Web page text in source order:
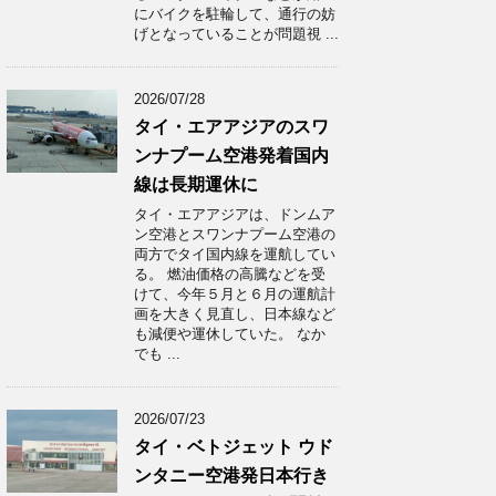
にバイクを駐輪して、通行の妨
げとなっていることが問題視 ...
2026/07/28
タイ・エアアジアのスワ
ンナプーム空港発着国内
線は長期運休に
タイ・エアアジアは、ドンムア
ン空港とスワンナプーム空港の
両方でタイ国内線を運航してい
る。 燃油価格の高騰などを受
けて、今年５月と６月の運航計
画を大きく見直し、日本線など
も減便や運休していた。 なか
でも ...
2026/07/23
タイ・ベトジェット ウド
ンタニー空港発日本行き